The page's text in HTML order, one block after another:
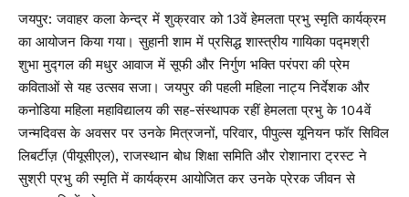
जयपुर: जवाहर कला केन्द्र में शुक्रवार को 13वें हेमलता प्रभु स्मृति कार्यक्रम
का आयोजन किया गया। सुहानी शाम में प्रसिद्ध शास्त्रीय गायिका पद्मश्री
शुभा मुद्गल की मधुर आवाज में सूफी और निर्गुण भक्ति परंपरा की प्रेम
कविताओं से यह उत्सव सजा। जयपुर की पहली महिला नाट्य निर्देशक और
कनोडिया महिला महाविद्यालय की सह-संस्थापक रहीं हेमलता प्रभु के 104वें
जन्मदिवस के अवसर पर उनके मित्रजनों, परिवार, पीपुल्स यूनियन फॉर सिविल
लिबर्टीज़ (पीयूसीएल), राजस्थान बोध शिक्षा समिति और रोशानारा ट्रस्ट ने
सुश्री प्रभु की स्मृति में कार्यक्रम आयोजित कर उनके प्रेरक जीवन से